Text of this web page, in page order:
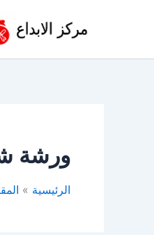
ورشة
الرئيسية